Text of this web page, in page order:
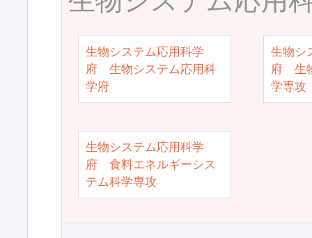
生物システム応用科学
府 生物システム応用科
学府
生物シ
府 生
学専攻
生物システム応用科学
府 食料エネルギーシス
テム科学専攻